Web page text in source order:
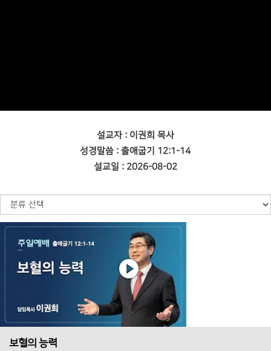
설교자 : 이권희 목사
성경말씀 : 출애굽기 12:1-14
설교일 : 2026-08-02
보혈의 능력